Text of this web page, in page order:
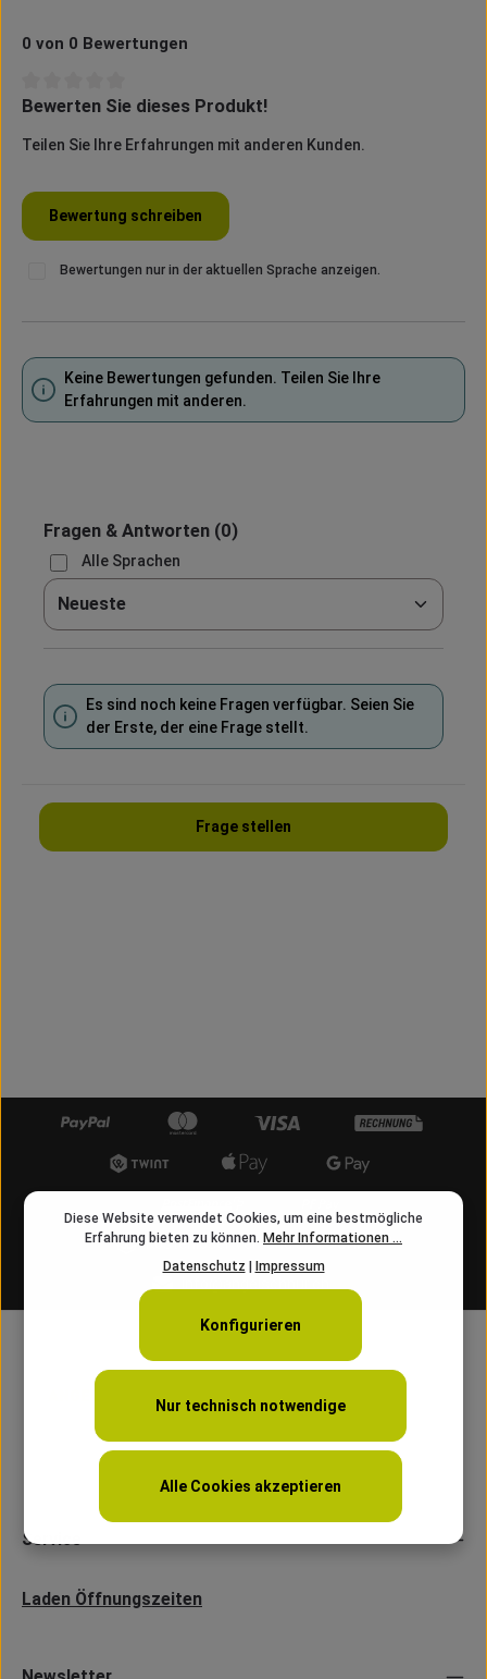
0 von 0 Bewertungen
Durchschnittliche Bewertung von 0 von 5 Sternen
Bewerten Sie dieses Produkt!
Teilen Sie Ihre Erfahrungen mit anderen Kunden.
Bewertung schreiben
Bewertungen nur in der aktuellen Sprache anzeigen.
Keine Bewertungen gefunden. Teilen Sie Ihre
Erfahrungen mit anderen.
Fragen & Antworten (0)
Alle Sprachen
Sortieren nach
Es sind noch keine Fragen verfügbar. Seien Sie
der Erste, der eine Frage stellt.
Frage stellen
Kostenloser Versand ab 50 CHF
Service
Laden Öffnungszeiten
Diese Website verwendet Cookies, um eine bestmögliche
Erfahrung bieten zu können. Mehr Informationen ...
Datenschutz
Impressum
Nur technisch notwendige
Konfigurieren
Alle Cookies akzeptieren